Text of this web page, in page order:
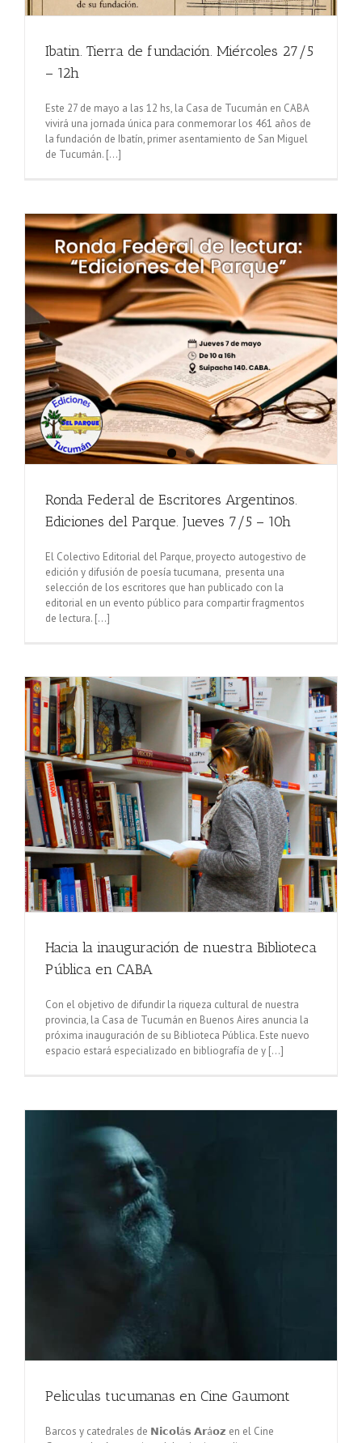
Ibatin. Tierra de fundación. Miércoles 27/5
– 12h
Este 27 de mayo a las 12 hs, la Casa de Tucumán en CABA
vivirá una jornada única para conmemorar los 461 años de
la fundación de Ibatín, primer asentamiento de San Miguel
de Tucumán. [...]
Ronda Federal de Escritores Argentinos.
Ediciones del Parque. Jueves 7/5 – 10h
El Colectivo Editorial del Parque, proyecto autogestivo de
edición y difusión de poesía tucumana, presenta una
selección de los escritores que han publicado con la
editorial en un evento público para compartir fragmentos
de lectura. [...]
Hacia la inauguración de nuestra Biblioteca
Pública en CABA
Con el objetivo de difundir la riqueza cultural de nuestra
provincia, la Casa de Tucumán en Buenos Aires anuncia la
próxima inauguración de su Biblioteca Pública. Este nuevo
espacio estará especializado en bibliografía de y [...]
Peliculas tucumanas en Cine Gaumont
Barcos y catedrales de 𝗡𝗶𝗰𝗼𝗹á𝘀 𝗔𝗿á𝗼𝘇 en el Cine